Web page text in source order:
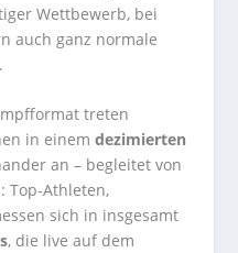
Wettbewerb, bei
auch ganz normale
treten
in einemdezimierten
an – begleitet von
Top-Athleten,
sich in insgesamt
, die live auf dem